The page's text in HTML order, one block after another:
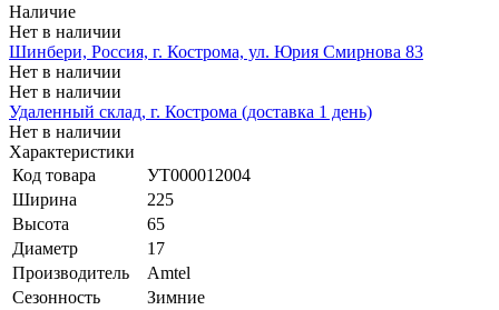
Наличие
Нет в наличии
Шинбери, Россия, г. Кострома, ул. Юрия Смирнова 83
Нет в наличии
Нет в наличии
Удаленный склад, г. Кострома (доставка 1 день)
Нет в наличии
Характеристики
Код товара
УТ000012004
Ширина
225
Высота
65
Диаметр
17
Производитель
Amtel
Сезонность
Зимние